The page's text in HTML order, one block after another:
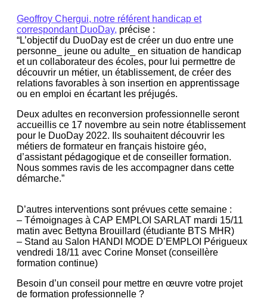
Geoffroy Chergui, notre référent handicap et
correspondant DuoDay, précise :
“L’objectif du DuoDay est de créer un duo entre une
personne_ jeune ou adulte_ en situation de handicap
et un collaborateur des écoles, pour lui permettre de
découvrir un métier, un établissement, de créer des
relations favorables à son insertion en apprentissage
ou en emploi en écartant les préjugés.
Deux adultes en reconversion professionnelle seront
accueillis ce 17 novembre au sein notre établissement
pour le DuoDay 2022. Ils souhaitent découvrir les
métiers de formateur en français histoire géo,
d’assistant pédagogique et de conseiller formation.
Nous sommes ravis de les accompagner dans cette
démarche.”
D’autres interventions sont prévues cette semaine :
– Témoignages à CAP EMPLOI SARLAT mardi 15/11
matin avec Bettyna Brouillard (étudiante BTS MHR)
– Stand au Salon HANDI MODE D’EMPLOI Périgueux
vendredi 18/11 avec Corine Monset (conseillère
formation continue)
Besoin d’un conseil pour mettre en œuvre votre projet
de formation professionnelle ?